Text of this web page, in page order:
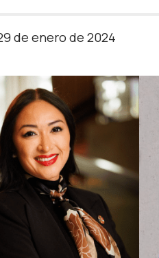
de enero de 2024